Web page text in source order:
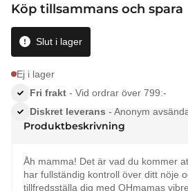
Köp tillsammans och spara
Slut i lager
Ej i lager
Fri frakt - Vid ordrar över 799:-
Diskret leverans - Anonym
Produktbeskrivning
Åh mamma! Det är vad du kommer
har fullständig kontroll över ditt nöje
tillfredsställa dig med OHmamas